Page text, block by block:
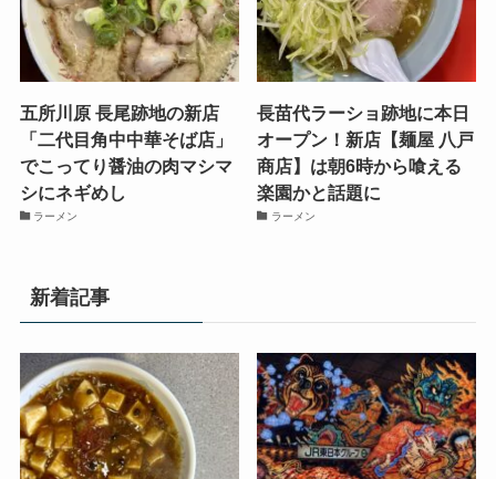
五所川原 長尾跡地の新店
「二代目角中中華そば店」
でこってり醤油の肉マシマ
シにネギめし
ラーメン
長苗代ラーショ跡地に本日
オープン！新店【麺屋 八戸
商店】は朝6時から喰える
楽園かと話題に
ラーメン
新着記事